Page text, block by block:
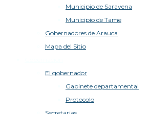
Municipio de Saravena
Municipio de Tame
Gobernadores de Arauca
Mapa del Sitio
El gobernador
Gabinete departamental
Protocolo